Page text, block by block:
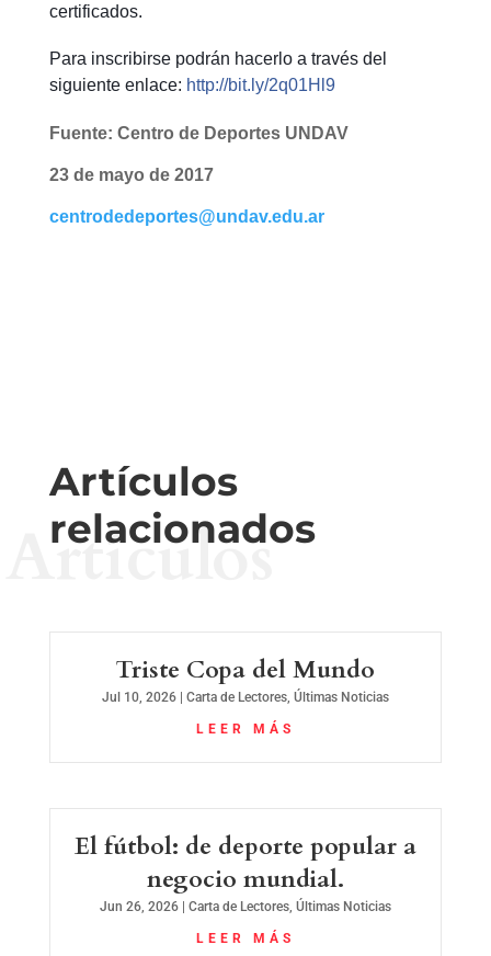
certificados.
Para inscribirse podrán hacerlo a través del
siguiente enlace: http://bit.ly/2q01Hl9
Fuente: Centro de Deportes UNDAV
23 de mayo de 2017
centrodedeportes@undav.edu.ar
Artículos
relacionados
Artículos
Triste Copa del Mundo
Jul 10, 2026| Carta de Lectores, Últimas Noticias
LEER MÁS
El fútbol: de deporte popular a
negocio mundial.
Jun 26, 2026| Carta de Lectores, Últimas Noticias
LEER MÁS